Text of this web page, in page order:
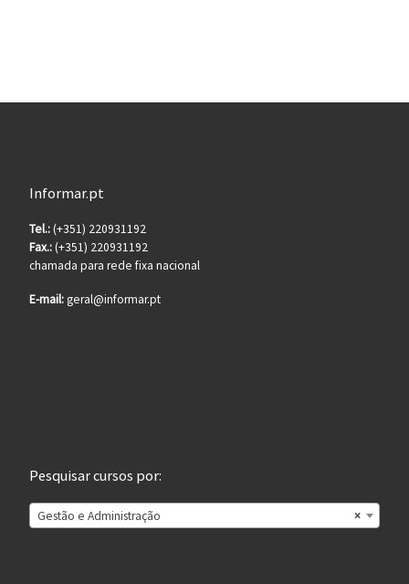
Informar.pt
Tel.:(+351) 220931192
Fax.:(+351) 220931192
chamada para rede fixa nacional
E-mail:geral@informar.pt
Pesquisar cursos por:
×
Gestão e Administração